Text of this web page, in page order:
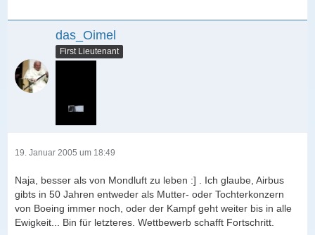
das_Oimel
First Lieutenant
19. Januar 2005 um 18:49
Naja, besser als von Mondluft zu leben :] . Ich glaube, Airbus
gibts in 50 Jahren entweder als Mutter- oder Tochterkonzern
von Boeing immer noch, oder der Kampf geht weiter bis in alle
Ewigkeit... Bin für letzteres. Wettbewerb schafft Fortschritt.